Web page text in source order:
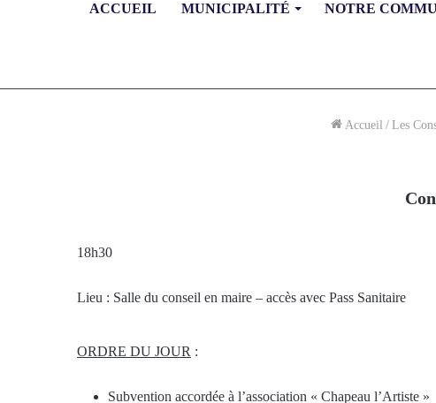
ACCUEIL MUNICIPALITÉ NOTRE
Accueil / Les
18h30
Lieu : Salle du conseil en maire – accès avec Pass Sanitaire
ORDRE DU JOUR :
Subvention accordée à l’association « Chapeau l’Artiste »